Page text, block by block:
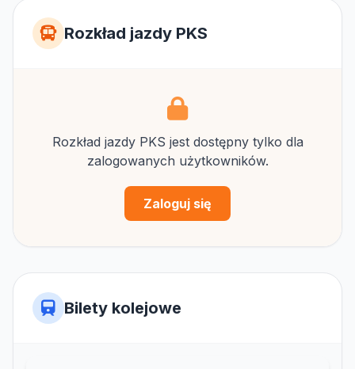
Rozkład jazdy PKS
Rozkład jazdy PKS jest dostępny tylko dla
zalogowanych użytkowników.
Zaloguj się
Bilety kolejowe